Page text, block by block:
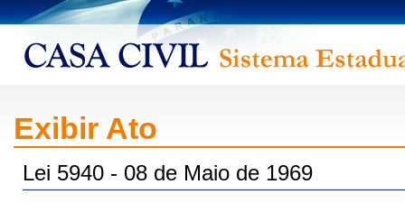
Exibir Ato
Lei 5940 - 08 de Maio de 1969